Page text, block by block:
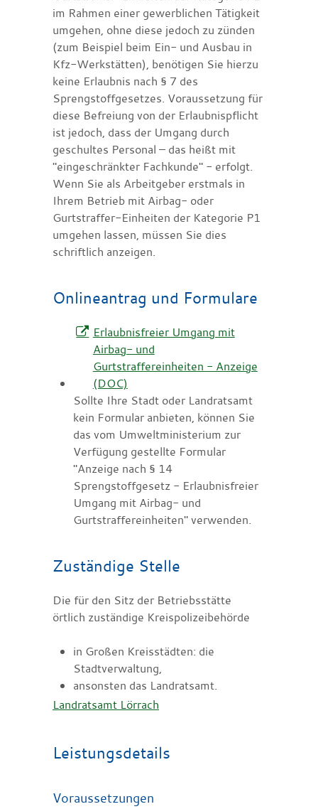
im Rahmen einer gewerblichen Tätigkeit
umgehen, ohne diese jedoch zu zünden
(zum Beispiel beim Ein- und Ausbau in
Kfz-Werkstätten), benötigen Sie hierzu
keine Erlaubnis nach § 7 des
Sprengstoffgesetzes. Voraussetzung für
diese Befreiung von der Erlaubnispflicht
ist jedoch, dass der Umgang durch
geschultes Personal – das heißt mit
"eingeschränkter Fachkunde" - erfolgt.
Wenn Sie als Arbeitgeber erstmals in
Ihrem Betrieb mit Airbag- oder
Gurtstraffer-Einheiten der Kategorie P1
umgehen lassen, müssen Sie dies
schriftlich anzeigen.
Onlineantrag und Formulare
Erlaubnisfreier Umgang mit
Airbag- und
Gurtstraffereinheiten - Anzeige
(DOC)
Sollte Ihre Stadt oder Landratsamt
kein Formular anbieten, können Sie
das vom Umweltministerium zur
Verfügung gestellte Formular
"Anzeige nach § 14
Sprengstoffgesetz - Erlaubnisfreier
Umgang mit Airbag- und
Gurtstraffereinheiten" verwenden.
Zuständige Stelle
Die für den Sitz der Betriebsstätte
örtlich zuständige Kreispolizeibehörde
in Großen Kreisstädten: die
Stadtverwaltung,
ansonsten das Landratsamt.
Landratsamt Lörrach
Leistungsdetails
Voraussetzungen